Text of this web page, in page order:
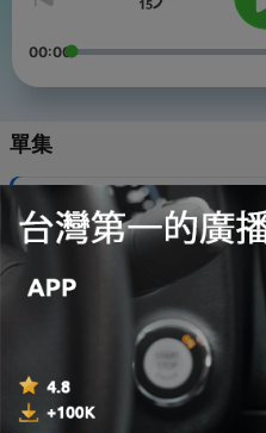
00:00
單集
【閱讀測驗】西方狍｜隱
06 Aug 2026
636 - 【閱讀測驗】西方狍｜隱
04 Aug 2026